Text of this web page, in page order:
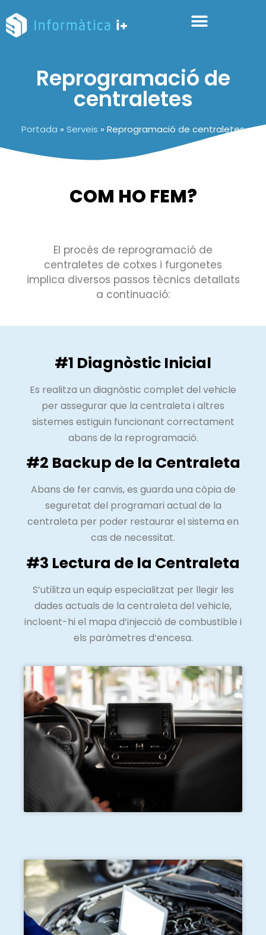
Reprogramació de
centraletes
Portada » Serveis » Reprogramació de centraletes
COM HO FEM?
El procés de reprogramació de
centraletes de cotxes i furgonetes
implica diversos passos tècnics detallats
a continuació:
#1 Diagnòstic Inicial
Es realitza un diagnòstic complet del vehicle
per assegurar que la centraleta i altres
sistemes estiguin funcionant correctament
abans de la reprogramació.
#2 Backup de la Centraleta
Abans de fer canvis, es guarda una còpia de
seguretat del programari actual de la
centraleta per poder restaurar el sistema en
cas de necessitat.
#3 Lectura de la Centraleta
S’utilitza un equip especialitzat per llegir les
dades actuals de la centraleta del vehicle,
incloent-hi el mapa d’injecció de combustible i
els paràmetres d’encesa.